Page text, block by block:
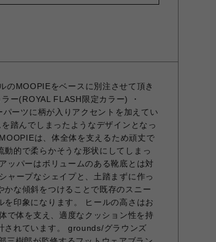
のMOOPIEをベースに別注させて頂き
ー(ROYAL FLASH限定カラー) ・
ーツに柄が入りアクセントを加えてい
踏んでしまったようなデザインとなっ
は、体全体を支えるため頑丈で
的で柔らかそうな形状にしてしまっ
ッパーはボリュームのある靴底とは対
ャープなシェイプと、土踏まずに作っ
な傾斜をつけることで既存のスニー
を印象になります。 ヒールの高さはお
で体を支え、適度なクッション性を持
されています。 grounds/グラウンズ